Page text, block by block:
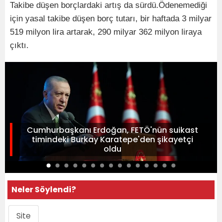
Takibe düşen borçlardaki artış da sürdü.Ödenemediği
için yasal takibe düşen borç tutarı, bir haftada 3 milyar
519 milyon lira artarak, 290 milyar 362 milyon liraya
çıktı.
Cumhurbaşkanı Erdoğan, FETÖ'nün suikast
timindeki Burkay Karatepe'den şikayetçi
oldu
Neler Söylendi?
Site